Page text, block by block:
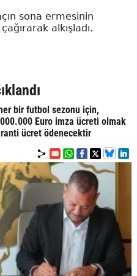
sona ermesinin
alkışladı.
bir futbol sezonu için,
Euro imza ücreti olmak
ücret ödenecektir